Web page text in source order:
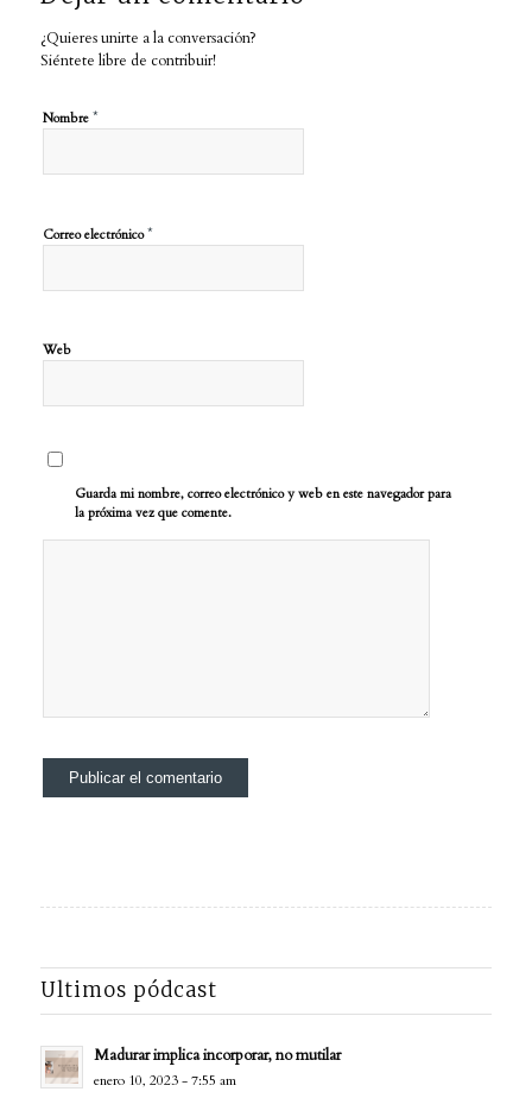
¿Quieres unirte a la conversación?
Siéntete libre de contribuir!
Nombre *
Correo electrónico*
Web
Guarda mi nombre, correo electrónico y web en este navegador para
la próxima vez que comente.
Ultimos pódcast
Madurar implica incorporar, no mutilar
enero 10, 2023 - 7:55 am